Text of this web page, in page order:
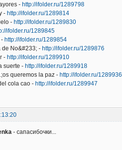
- http://ifolder.ru/1289798
- http://ifolder.ru/1289814
- http://ifolder.ru/1289830
ifolder.ru/1289845
- http://ifolder.ru/1289854
No&#233; - http://ifolder.ru/1289876
- http://ifolder.ru/1289910
suerte - http://ifolder.ru/1289918
queremos la paz - http://ifolder.ru/1289936
cola cao - http://ifolder.ru/1289947
- сапасибочки...